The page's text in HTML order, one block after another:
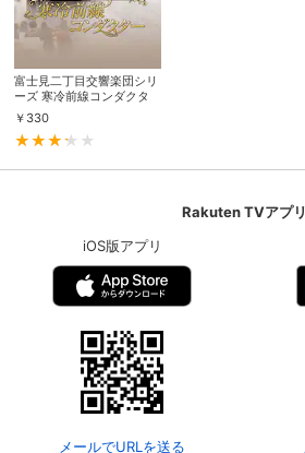
富士見二丁目交響楽団シリ
ーズ 寒冷前線コンダクタ
ー
￥ 330
Rakuten TVアプリ
iOS版アプリ
メールでURLを送る